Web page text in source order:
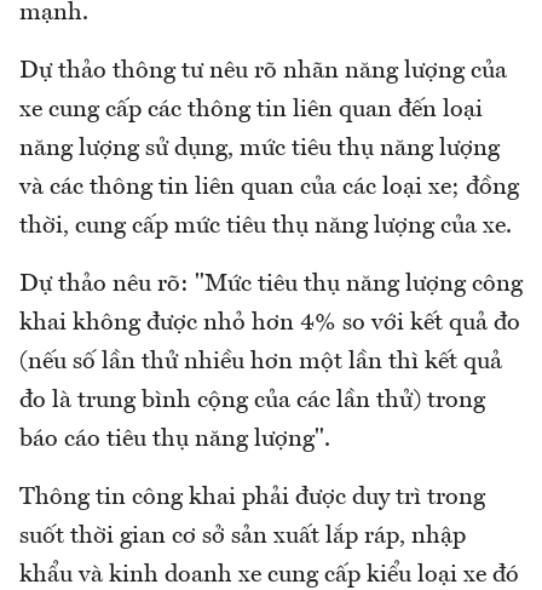
mạnh.
Dự thảo thông tư nêu rõ nhãn năng lượng của
xe cung cấp các thông tin liên quan đến loại
năng lượng sử dụng, mức tiêu thụ năng lượng
và các thông tin liên quan của các loại xe; đồng
thời, cung cấp mức tiêu thụ năng lượng của xe.
Dự thảo nêu rõ: "Mức tiêu thụ năng lượng công
khai không được nhỏ hơn 4% so với kết quả đo
(nếu số lần thử nhiều hơn một lần thì kết quả
đo là trung bình cộng của các lần thử) trong
báo cáo tiêu thụ năng lượng".
Thông tin công khai phải được duy trì trong
suốt thời gian cơ sở sản xuất lắp ráp, nhập
khẩu và kinh doanh xe cung cấp kiểu loại xe đó